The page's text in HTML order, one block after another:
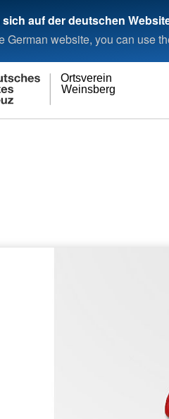
auf der deutschen
German website, you can use
Weinsberg
Ortsverein